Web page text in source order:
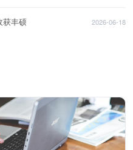
获丰硕 2026-06-18